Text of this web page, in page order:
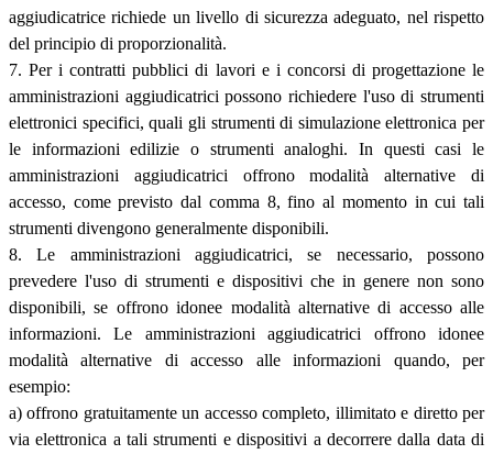
aggiudicatrice richiede un livello di sicurezza adeguato, nel rispetto
del principio di proporzionalità.
7. Per i contratti pubblici di lavori e i concorsi di progettazione le
amministrazioni aggiudicatrici possono richiedere l'uso di strumenti
elettronici specifici, quali gli strumenti di simulazione elettronica per
le informazioni edilizie o strumenti analoghi. In questi casi le
amministrazioni aggiudicatrici offrono modalità alternative di
accesso, come previsto dal comma 8, fino al momento in cui tali
strumenti divengono generalmente disponibili.
8. Le amministrazioni aggiudicatrici, se necessario, possono
prevedere l'uso di strumenti e dispositivi che in genere non sono
disponibili, se offrono idonee modalità alternative di accesso alle
informazioni. Le amministrazioni aggiudicatrici offrono idonee
modalità alternative di accesso alle informazioni quando, per
esempio:
a) offrono gratuitamente un accesso completo, illimitato e diretto per
via elettronica a tali strumenti e dispositivi a decorrere dalla data di